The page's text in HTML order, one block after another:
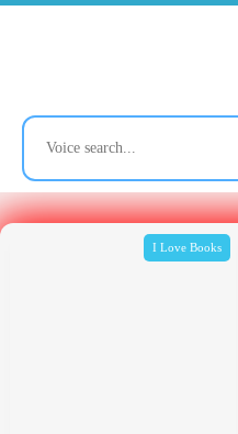
I Love Books